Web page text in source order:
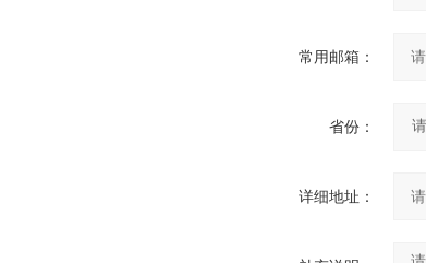
常用邮箱：
省份：
详细地址：